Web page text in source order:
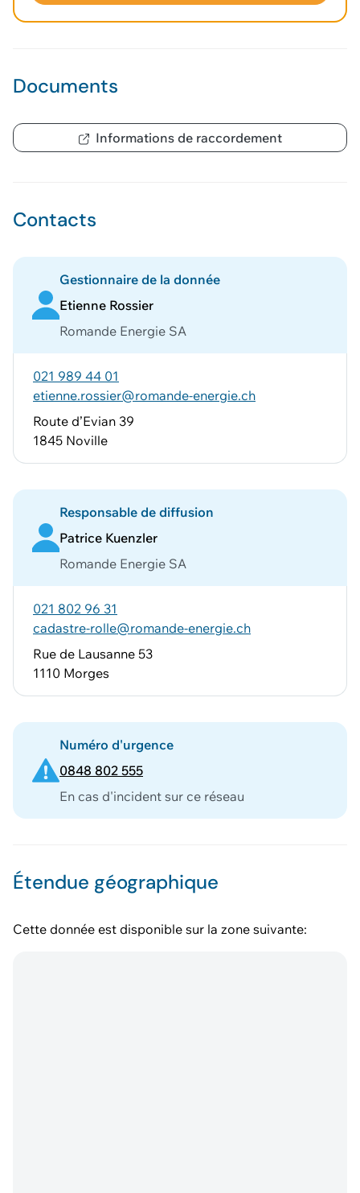
Documents
Informations de raccordement
Contacts
Gestionnaire de la donnée
Etienne Rossier
Romande Energie SA
021 989 44 01
etienne.rossier@romande-energie.ch
Route d’Evian 39
1845 Noville
Responsable de diffusion
Patrice Kuenzler
Romande Energie SA
021 802 96 31
cadastre-rolle@romande-energie.ch
Rue de Lausanne 53
1110 Morges
Numéro d'urgence
0848 802 555
En cas d'incident sur ce réseau
Étendue géographique
Cette donnée est disponible sur la zone suivante:
Voir le panier